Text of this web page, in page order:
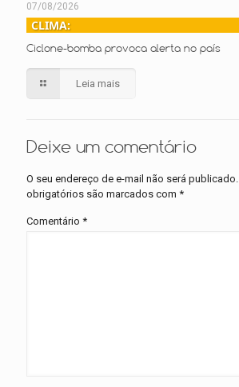
07/08/2026
CLIMA:
Ciclone-bomba provoca alerta no país
Leia mais
Deixe um comentário
O seu endereço de e-mail não será publicado.
obrigatórios são marcados com *
Comentário *